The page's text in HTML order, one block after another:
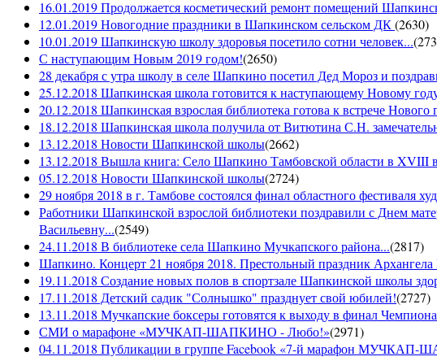
16.01.2019 Продолжается косметический ремонт помещений
12.01.2019 Новогодние праздники в Шапкинском сельском ДК(2630)
10.01.2019 Шапкинскую школу здоровья посетило сотни человек...(
С наступающим Новым 2019 годом!(2650)
28 декабря с утра школу в селе Шапкино посетил Дед Мороз и
25.12.2018 Шапкинская школа готовится к наступающему Новому
20.12.2018 Шапкинская взрослая библиотека готова к встрече Нового
18.12.2018 Шапкинская школа получила от Витютина С.Н.
13.12.2018 Новости Шапкинской школы(2662)
13.12.2018 Вышла книга: Село Шапкино Тамбовской области в XVIII
05.12.2018 Новости Шапкинской школы(2724)
29 ноября 2018 в г. Тамбове состоялся финал областного фестиваля
Работники Шапкинской взрослой библиотеки поздравили с Днем
Васильевну...(2549)
24.11.2018 В библиотеке села Шапкино Мучкапского района...(2817)
Шапкино. Концерт 21 ноября 2018. Престольный праздник
19.11.2018 Создание новых полов в спортзале Шапкинской школы
17.11.2018 Детский садик "Солнышко" празднует свой юбилей!(2727)
13.11.2018 Мучкапские боксеры готовятся к выходу в финал
СМИ о марафоне «МУЧКАП-ШАПКИНО - Любо!»(2971)
04.11.2018 Публикации в группе Facebook «7-й марафон